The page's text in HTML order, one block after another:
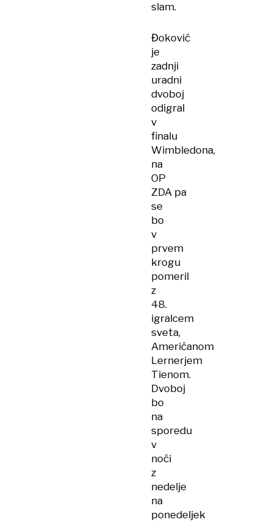
slam.
Đoković
je
zadnji
uradni
dvoboj
odigral
v
finalu
Wimbledona,
na
OP
ZDA pa
se
bo
v
prvem
krogu
pomeril
z
48.
igralcem
sveta,
Američanom
Lernerjem
Tienom.
Dvoboj
bo
na
sporedu
v
noči
z
nedelje
na
ponedeljek